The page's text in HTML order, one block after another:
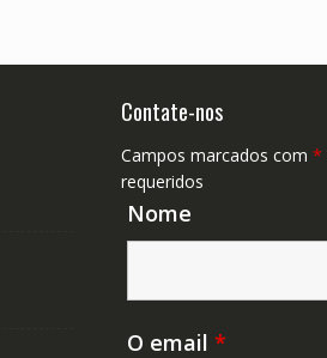
Contate-nos
Campos marcados com *
requeridos
Nome
O email *